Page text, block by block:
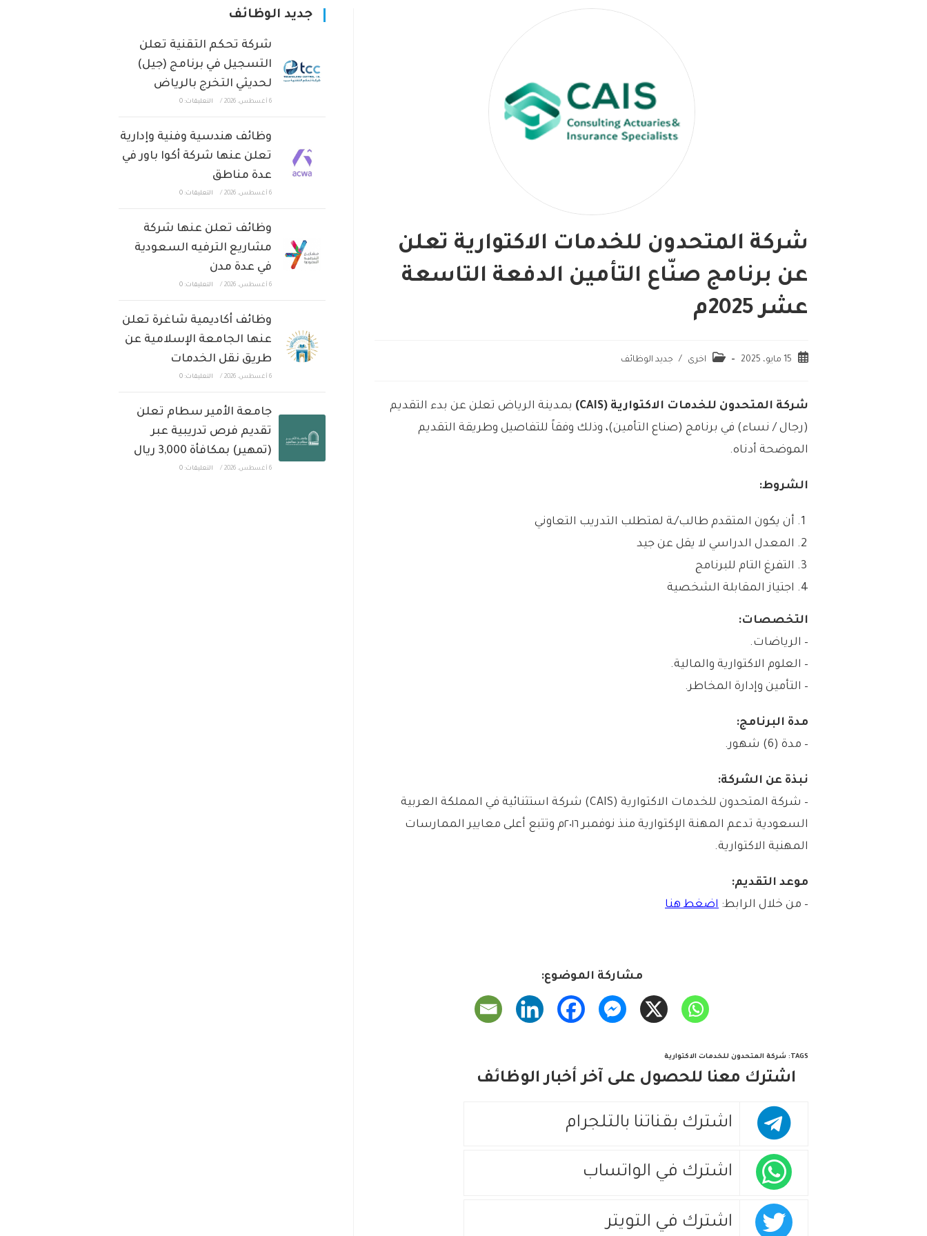
شركة المتحدون للخدمات الاكتوارية تعلن
عن برنامج صنّاع التأمين الدفعة التاسعة
عشر 2025م
15 مايو، 2025 اخرى / جديد الوظائف
شركة المتحدون للخدمات الاكتوارية (CAIS)
بمدينة الرياض تعلن عن بدء التقديم
(رجال / نساء) في برنامج (صناع التأمين)، وذلك وفقاً للتفاصيل وطريقة التقديم
الموضحة أدناه.
الشروط:
أن يكون المتقدم طالب/ـة لمتطلب التدريب التعاوني
المعدل الدراسي لا يقل عن جيد
التفرغ التام للبرنامج
اجتياز المقابلة الشخصية
التخصصات:
– الرياضات.
– العلوم الاكتوارية والمالية.
– التأمين وإدارة المخاطر.
مدة البرنامج:
– مدة (6) شهور.
نبذة عن الشركة:
– شركة المتحدون للخدمات الاكتوارية (CAIS) شركة استثنائية في المملكة العربية
السعودية تدعم المهنة الإكتوارية منذ نوفمبر ٢٠١٦م وتتبع أعلى معايير الممارسات
المهنية الاكتوارية.
موعد التقديم:
– من خلال الرابط: اضغط هنا
مشاركة الموضوع:
TAGS
: شركة المتحدون للخدمات الاكتوارية
اشترك معنا للحصول على آخر أخبار الوظائف
اشترك بقناتنا بالتلجرام
اشترك في الواتساب
اشترك في التويتر
جديد الوظائف
شركة تحكم التقنية تعلن
التسجيل في برنامج (جيل)
لحديثي التخرج بالرياض
6 أغسطس، 2026 / التعليقات: 0
وظائف هندسية وفنية وإدارية
تعلن عنها شركة أكوا باور في
عدة مناطق
6 أغسطس، 2026 / التعليقات: 0
وظائف تعلن عنها شركة
مشاريع الترفيه السعودية
في عدة مدن
6 أغسطس، 2026 / التعليقات: 0
وظائف أكاديمية شاغرة تعلن
عنها الجامعة الإسلامية عن
طريق نقل الخدمات
6 أغسطس، 2026 / التعليقات: 0
جامعة الأمير سطام تعلن
تقديم فرص تدريبية عبر
(تمهير) بمكافأة 3,000 ريال
6 أغسطس، 2026 / التعليقات: 0